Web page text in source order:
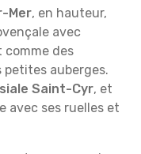
Mer, en hauteur,
avec
comme des
auberges.
Saint-Cyr, et
avec ses ruelles et